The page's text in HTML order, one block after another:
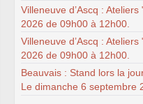
Villeneuve d’Ascq :
2026 de 09h00 à 12h00.
Villeneuve d’Ascq :
2026 de 09h00 à 12h00.
Beauvais : Stand lors la
Le dimanche 6 septembre